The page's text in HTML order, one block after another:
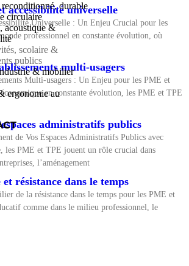
durable
circulaire
acoustique &
scolaire &
publics
& mobilier
ergonomie au
accessibilité universelle
Universelle : Un Enjeu Crucial pour les
professionnel en constante évolution, où
multi-usagers
Multi-usagers : Un Enjeu pour les PME et
en constante évolution, les PME et TPE
administratifs publics
de Vos Espaces Administratifs Publics avec
les PME et TPE jouent un rôle crucial dans
l’aménagement
résistance dans le temps
de la résistance dans le temps pour les PME et
comme dans le milieu professionnel, le